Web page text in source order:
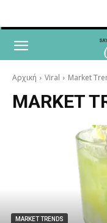
Αρχική Viral Market
MARKET
MARKET TRENDS